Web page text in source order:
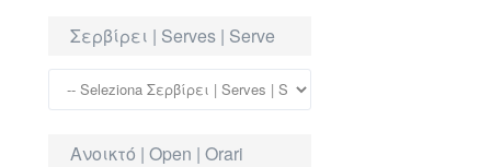
Σερβίρει | Serves | Serve
Ανοικτό | Open | Orari